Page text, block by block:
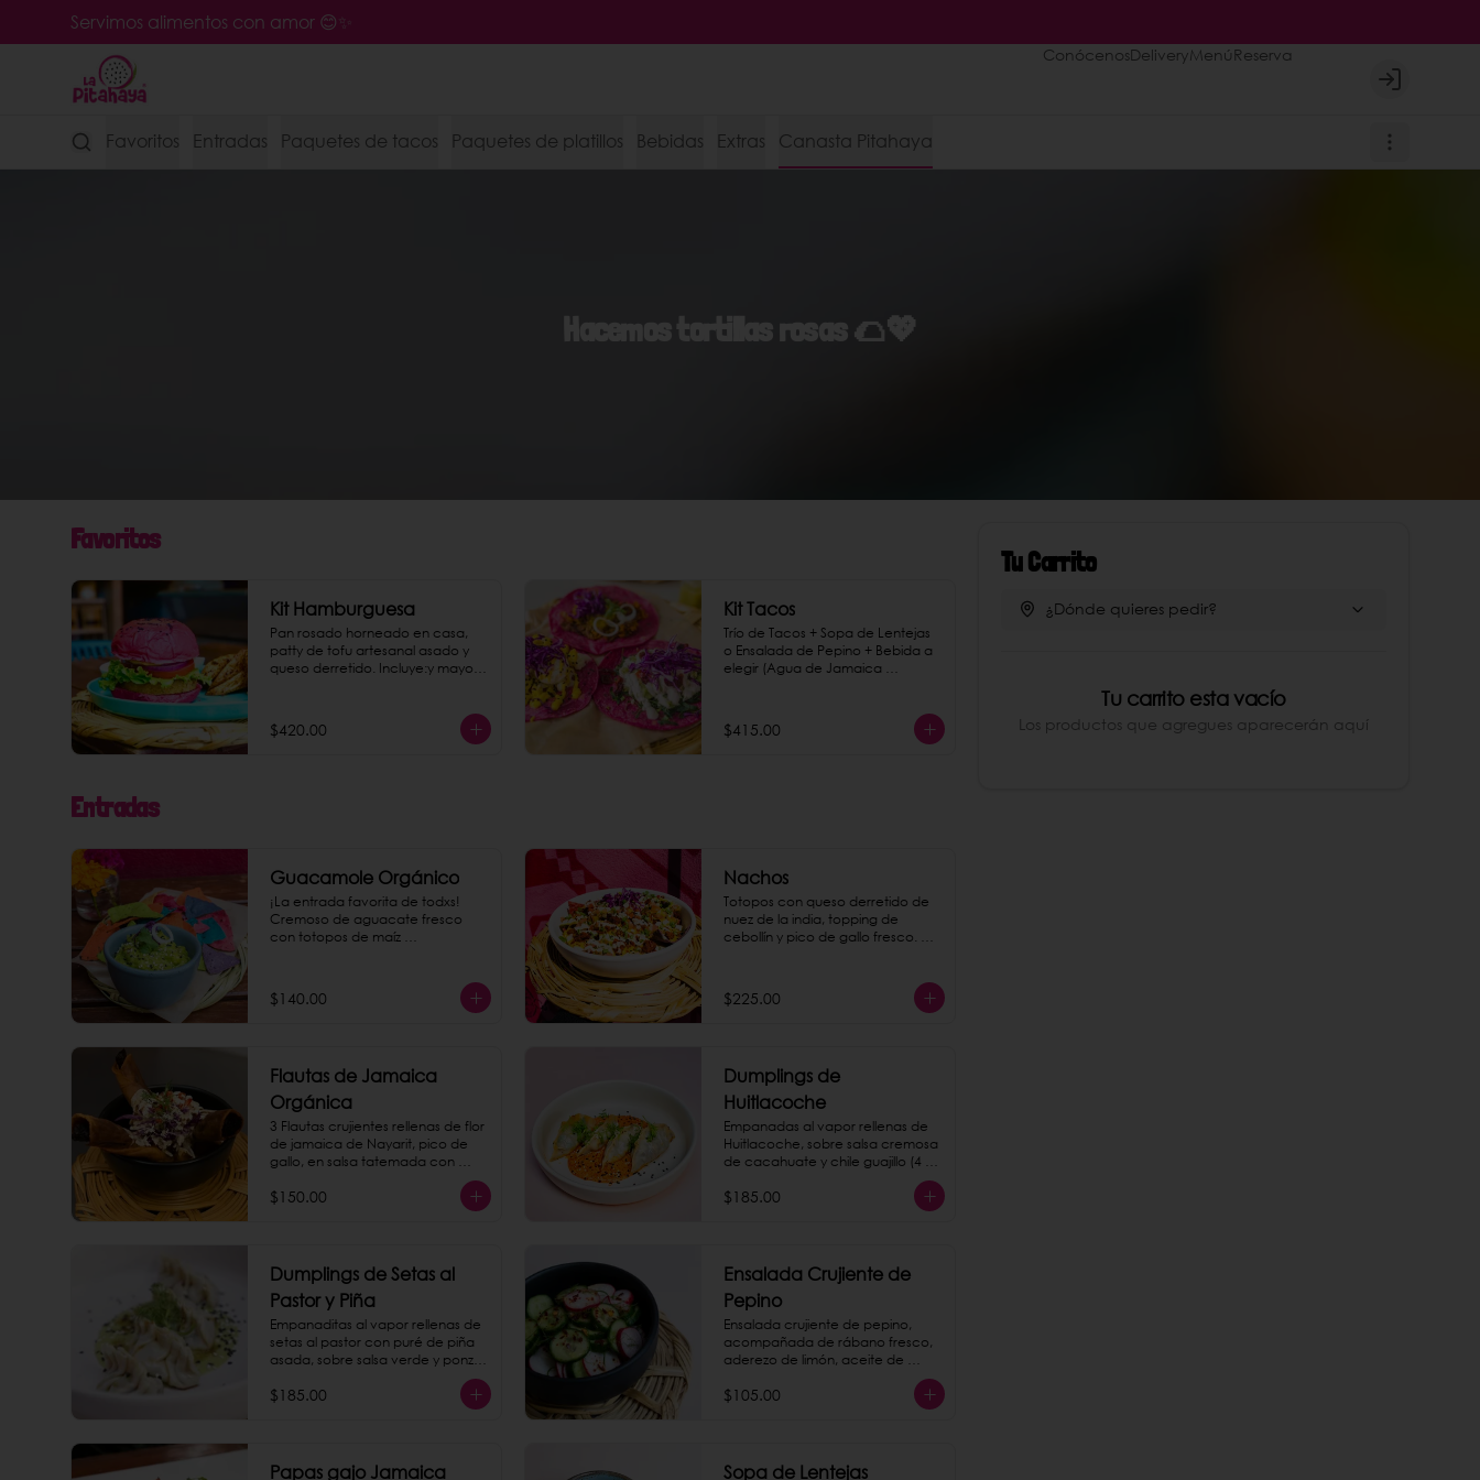
Servimos alimentos con amor 😊✨
ConócenosDeliveryMenúReserva
Login
Favoritos Entradas Paquetes de tacos Paquetes de platillos Bebidas Extras Canasta Pitahaya
Hacemos tortillas rosas 🌮💖
Favoritos
Kit Hamburguesa
Pan rosado horneado en casa,
patty de tofu artesanal asado y
queso derretido. Incluye:y mayo
$420.00
Kit Tacos
Trío de Tacos + Sopa de Lentejas
o Ensalada de Pepino + Bebida a
elegir (Agua de Jamaica
$415.00
Entradas
Guacamole Orgánico
¡La entrada favorita de todxs!
Cremoso de aguacate fresco
con totopos de maíz
$140.00
Nachos
Totopos con queso derretido de
nuez de la india, topping de
cebollín y pico de gallo fresco.
como extra.
$225.00
Flautas de Jamaica
Orgánica
3 Flautas crujientes rellenas de flor
de jamaica de Nayarit, pico de
gallo, en salsa tatemada con
$150.00
Dumplings de
Huitlacoche
Empanadas al vapor rellenas de
Huitlacoche, sobre salsa cremosa
de cacahuate y chile guajillo (4
$185.00
Dumplings de Setas al
Pastor y Piña
Empanaditas al vapor rellenas de
setas al pastor con puré de piña
asada, sobre salsa verde y ponzu.
$185.00
Ensalada Crujiente de
Pepino
Ensalada crujiente de pepino,
acompañada de rábano fresco,
aderezo de limón, aceite de
$105.00
Papas gajo Jamaica
Sopa de Lentejas
Tu Carrito
¿Dónde quieres pedir?
Tu carrito esta vacío
Los productos que agregues aparecerán aquí